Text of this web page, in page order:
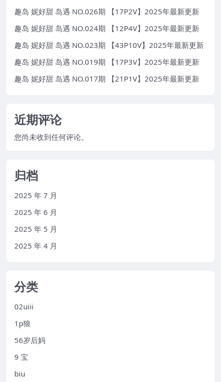
趣岛 妮好甜 岛遇 NO.026期 【17P2V】2025年最新更新
趣岛 妮好甜 岛遇 NO.024期 【12P4V】2025年最新更新
趣岛 妮好甜 岛遇 NO.023期 【43P10V】2025年最新更新
趣岛 妮好甜 岛遇 NO.019期 【17P3V】2025年最新更新
趣岛 妮好甜 岛遇 NO.017期 【21P1V】2025年最新更新
近期评论
您尚未收到任何评论。
归档
2025 年 7 月
2025 年 6 月
2025 年 5 月
2025 年 4 月
分类
02uiii
1p狼
56岁后妈
9 宝
biu